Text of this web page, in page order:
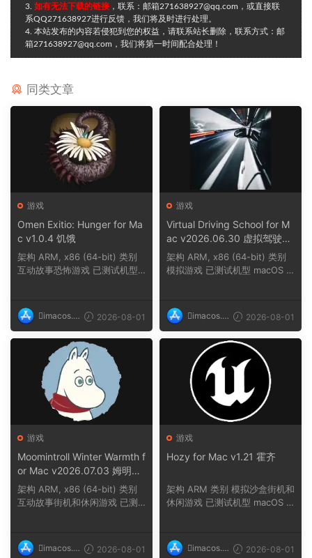
3. 如有无法下载的链接 ，联系：邮箱271638927@qq.com，或直接联
系QQ271638927进行反馈，我们将及时进行处理。
4. 本站发布的内容若侵犯到您的权益，请联系站长删除，联系方式：邮
箱271638927@qq.com，我们将第一时间配合处理！
同类文章
游戏
Omen Exitio: Hunger for Ma
c v1.0.4 饥饿
架构 ARM, x86 (64-bit) 类别
互动故事恐怖游戏 已测试机型
imacos.t
op
2026-08-01
游戏
Virtual Driving School for M
ac v2026.06.30 虚拟驾驶学
校
架构 ARM, x86 (64-bit) 类别
模拟游戏 已测试机型 macOS T
imacos.t
op
2026-08-01
游戏
Moomintroll Winter Warmth f
or Mac v2026.07.03 姆明冬
日暖阳
架构 ARM, x86 (64-bit) 类别
互动故事街机和休闲游戏 已测
imacos.t
2026-08-01
游戏
Hozy for Mac v1.21 霍齐
架构 ARM 类别 模拟沙盒街机和
休闲游戏 已测试机型 macOS T
imacos.t
2026-08-01